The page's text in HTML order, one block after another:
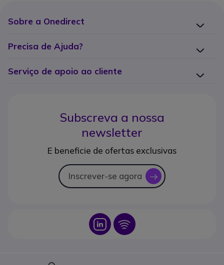
Sobre a Onedirect
Precisa de Ajuda?
Serviço de apoio ao cliente
Subscreva a nossa
newsletter
E beneficie de ofertas exclusivas
Inscrever-se agora icon
Icon Icon